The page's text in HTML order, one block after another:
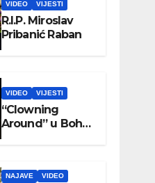
VIDEO VIJESTI
R.I.P. Miroslav
Pribanić Raban
VIDEO VIJESTI
“Clowning
Around” u Boho
parku
NAJAVE
VIDEO